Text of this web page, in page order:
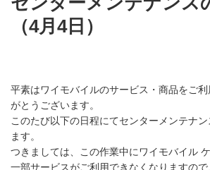
（4月4日）
平素はワイモバイルのサービス・商品をご
がとうございます。
このたび以下の日程にてセンターメンテナ
ます。
つきましては、この作業中にワイモバイル
一部サービスがご利用できなくなりますの